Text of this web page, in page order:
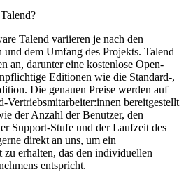
Talend variieren je nach den
dem Umfang des Projekts. Talend
an, darunter eine kostenlose Open-
Editionen wie die Standard-,
Die genauen Preise werden auf
Vertriebsmitarbeiter:innen bereitgestellt
der Anzahl der Benutzer, den
Support-Stufe und der Laufzeit des
direkt an uns, um ein
zu erhalten, das den individuellen
entspricht.